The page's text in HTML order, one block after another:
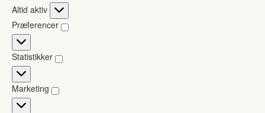
Funktionsdygtig
Altid aktiv
Præferencer
Præferencer
Statistikker
Statistikker
Marketing
Marketing